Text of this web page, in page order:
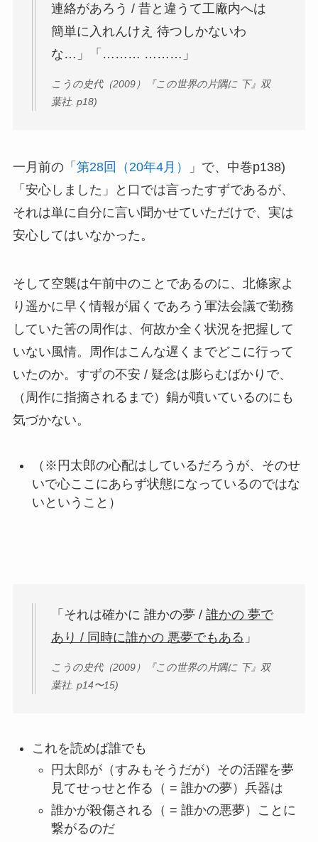
連絡があろう / 昔と違うて工廠内へは
簡単に入れんけえ 待つしかないわ
な…」「……… ………」
こうの史代（2009）『この世界の片隅に 下』双
葉社. p18)
一月前の「 第28回（20年4月）
」で、中巻p138)
「安心しました」と口では言ったすずであるが、
それは単に自分に言い聞かせていただけで、実は
安心してはいなかった。
そして空襲は午前中のことであるのに、北條家よ
り遥かに早く情報が届くであろう軍法会議で勤務
していた筈の周作は、何故か全く状況を把握して
いない風情。周作はこんな遅くまでどこに行って
いたのか。すずの不安 / 疑念は膨らむばかりで、
（周作に指摘されるまで）鍋が噴いているのにも
気づかない。
（※円太郎の心配はしているだろうが、そのせ
いで心ここにあらず状態になっているのではな
いということ）
「それは確かに 誰かの夢 / 誰かの 夢で
あり / 同時に誰かの 悪夢でもある 」
こうの史代（2009）『この世界の片隅に 下』双
葉社. p14〜15)
これを読めば誰でも
円太郎が（すみもそうだが）その活躍を夢
見てせっせと作る（ = 誰かの夢）兵器は
誰かが殺傷される（ = 誰かの悪夢）ことに
繋がるのだ